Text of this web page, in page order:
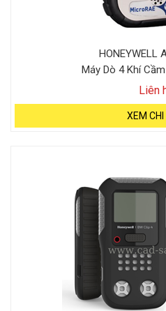
HONEYWELL
Máy Dò 4 Khí
Liên
XEM